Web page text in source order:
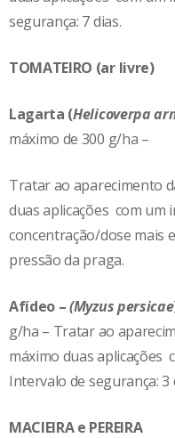
segurança: 7 dias.
TOMATEIRO (ar livre)
Lagarta (Helicoverpa
máximo de 300 g/ha –
Tratar ao aparecimento
duas aplicações com um
concentração/dose mais
pressão da praga.
Afídeo –(Myzus persicae
g/ha – Tratar ao
máximo duas aplicações
Intervalo de segurança: 3
MACIEIRA e PEREIRA